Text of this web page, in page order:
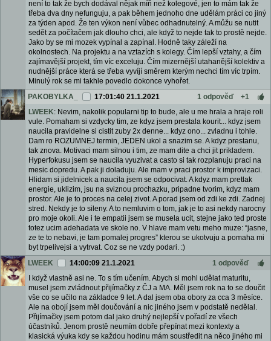
není to tak že bych dodával nějak míň než kolegové, jen to mám tak že
třeba dva dny nefunguju, a pak během jednoho dne udělám práci co jiný
za týden apod. Že ten výkon není vůbec odhadnutelný. A můžu se nutit
sedět za počítačem jak dlouho chci, ale když to nejde tak to prostě nejde.
Jako by se mi mozek vypínal a zapínal. Hodně taky záleží na
okolnostech. Na projektu a na vztazích s kolegy. Čím lepší vztahy, a čím
zajímavější projekt, tím víc exceluju. Čím mizernější utahanější kolektiv a
nudnější práce která se třeba vyvíjí směrem kterým nechci tím víc trpím.
Minulý rok se mi takhle povedlo dokonce vyhořet.
PAKOBYLKA_
17:01:40 21.1.2021 1 odpověď
+1
LWEEK: Nevim, nakolik popularni tip to bude, ale u me hrala a hraje roli
vule. Pomaham si vzdycky tim, ze kdyz jsem prestala kourit... kdyz jsem
naucila pravidelne si cistit zuby 2x denne... kdyz ono... zvladnu i tohle.
Dam ro ROZUMNEJ termin, JEDEN ukol a snazim se. A kdyz prestanu,
tak znova. Motivaci mam silnou i tim, ze mam dite a chci jit prikladem.
Hyperfokusu jsem se naucila vyuzivat a casto si tak rozplanuju praci na
mesic dopredu. A pak ji doladuju. Ale mam v praci prostor k improvizaci.
Hlidam si jidelnicek a naucila jsem se odpocivat. A kdyz mam pretlak
energie, uklizim, jsu na sviznou prochazku, pripadne tvorim, kdyz mam
prostor. Ale je to proces na celej zivot. A porad jsem od zdi ke zdi. Zadnej
stred. Nekdy je to sileny. A to nemluvim o tom, jak je to asi nekdy narocny
pro moje okoli. Ale i te empatii jsem se musela ucit, stejne jako ted proste
totez ucim adehadata ve skole no. V hlave mam vetu meho muze: “jasne,
ze te to nebavi, je tam pomalej progres” kterou se ukotvuju a pomaha mi
byt trpelivejsi a vytrvat. Coz se ne vzdy podari. :)
LWEEK
14:00:09 21.1.2021
1 odpověď
I když vlastně asi ne. To s tím učením. Abych si mohl udělat maturitu,
musel jsem zvládnout přijímačky z ČJ a MA. Měl jsem rok na to se doučit
vše co se učilo na základce 9 let. A dal jsem oba obory za cca 3 měsíce.
Ale na obojí jsem měl doučování a nic jiného jsem v podstatě nedělal.
Přijímačky jsem potom dal jako druhý nejlepší v pořadí ze všech
účastníků. Jenom prostě neumím dobře přepínat mezi kontexty a
klasická výuka kdy se každou hodinu mám soustředit na něco jiného mi